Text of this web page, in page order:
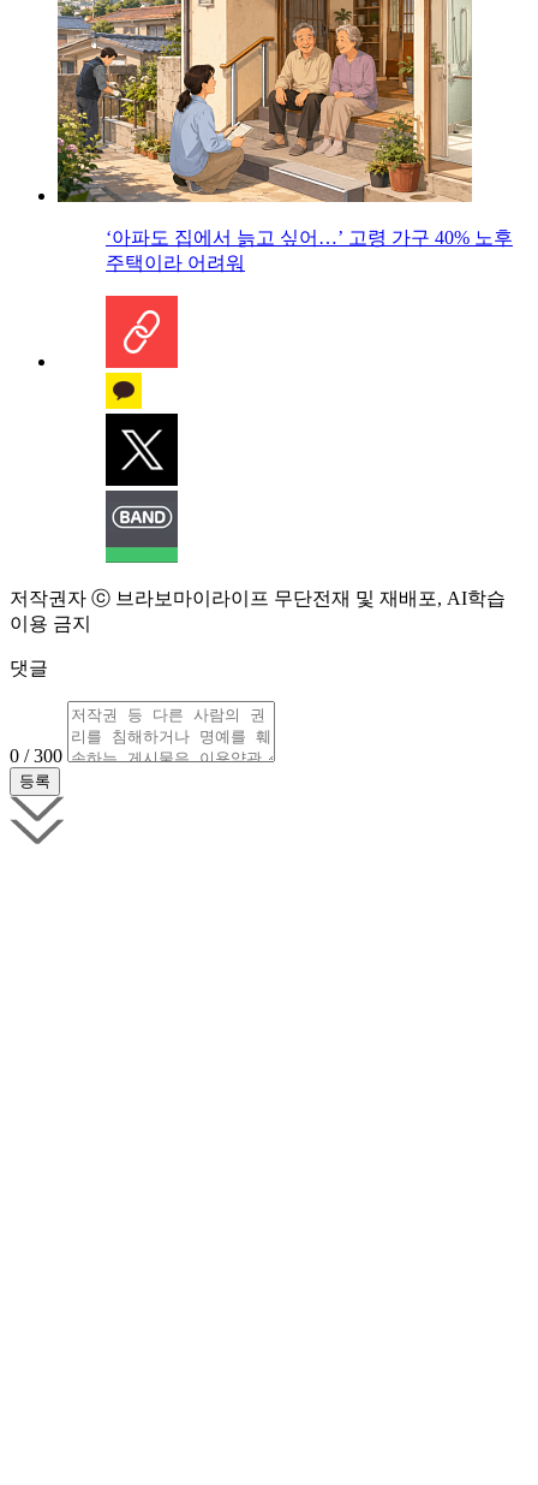
‘아파도 집에서 늙고 싶어…’ 고령 가구 40% 노후
주택이라 어려워
저작권자 ⓒ 브라보마이라이프 무단전재 및 재배포, AI학습
이용 금지
댓글
0 / 300